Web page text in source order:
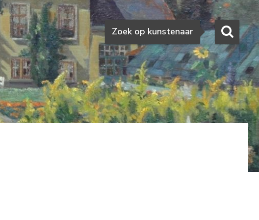
Zoeken
Zoek op kunstenaar